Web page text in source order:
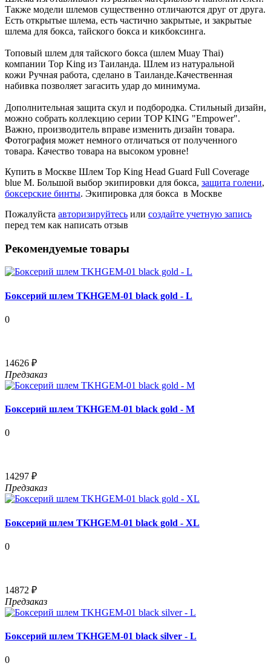
Также модели шлемов существенно отличаются друг от друга.
Есть открытые шлема, есть частично закрытые, и закрытые
шлема для бокса, тайского бокса и кикбоксинга.
Топовый шлем для тайского бокса (шлем Muay Thai)
компании Top King из Таиланда. Шлем из натуральной
кожи Ручная работа, сделано в Таиланде.Качественная
набивка позволяет загасить удар до минимума.
Дополнительная защита скул и подбородка. Стильный дизайн,
можно собрать коллекцию серии TOP KING "Empower".
Важно, производитель вправе изменить дизайн товара.
Фотография может немного отличаться от полученного
товара. Качество товара на высоком уровне!
Купить в Москве Шлем Top King Head Guard Full Coverage
blue M. Большой выбор экипировки для бокса, защита голени,
боксерские бинты. Экипировка для бокса в Москве
Пожалуйста авторизируйтесь или создайте учетную запись
перед тем как написать отзыв
Рекомендуемые товары
Боксерий шлем TKHGEM-01 black gold - L
0
14626 ₽
Предзаказ
Боксерий шлем TKHGEM-01 black gold - M
0
14297 ₽
Предзаказ
Боксерий шлем TKHGEM-01 black gold - XL
0
14872 ₽
Предзаказ
Боксерий шлем TKHGEM-01 black silver - L
0